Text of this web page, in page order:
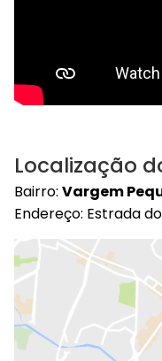
Localização
Bairro: Vargem
Endereço: Estrada